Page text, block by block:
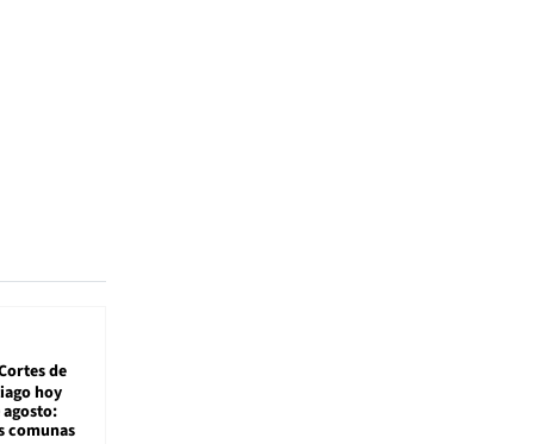
de
hoy
agosto:
comunas